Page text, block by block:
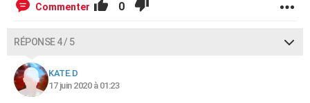
Commenter 0
RÉPONSE 4 / 5
KATE.D
17 juin 2020 à 01:23